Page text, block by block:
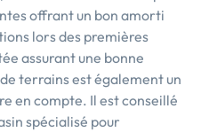
offrant un bon amorti
lors des premières
assurant une bonne
terrains est également un
en compte. Il est conseillé
spécialisé pour